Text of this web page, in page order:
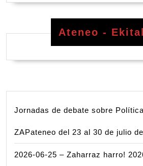
Ateneo -
Jornadas de debate sobre
ZAPateneo del 23 al 30 de julio
2026-06-25 – Zaharraz harro!